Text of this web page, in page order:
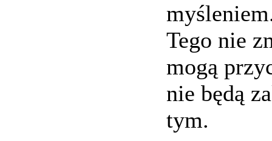
Tego nie
mogą
nie będą
tym.